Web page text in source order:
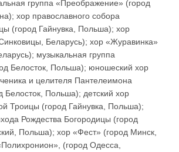
группа «Преображение» (город
хор православного собора
(город Гайнувка, Польша); хор
Беларусь); хор «Журавинка»
музыкальная группа
Белосток, Польша); юношеский хор
и целителя Пантелеимона
Белосток, Польша); детский хор
Троицы (город Гайнувка, Польша);
Рождества Богородицы (город
Польша); хор «Фест» (город Минск,
(город Одесса,